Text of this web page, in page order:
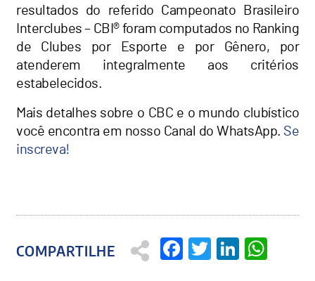
resultados do referido Campeonato Brasileiro
Interclubes – CBI® foram computados no Ranking
de Clubes por Esporte e por Gênero, por
atenderem integralmente aos critérios
estabelecidos.
Mais detalhes sobre o CBC e o mundo clubístico
você encontra em nosso Canal do WhatsApp. Se
inscreva!
Facebook
Twitter